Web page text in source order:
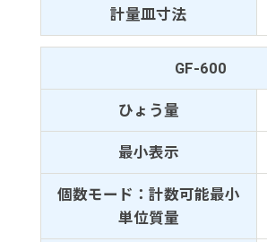
計量皿寸法
GF-600
ひょう量
最小表示
個数モード：計数可能最小
単位質量